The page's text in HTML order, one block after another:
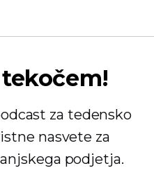
za tedensko
nasvete za
podjetja.